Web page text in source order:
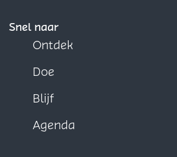
n e
t
s
p
p
Snel naar
Ontdek
Doe
Blijf
Agenda